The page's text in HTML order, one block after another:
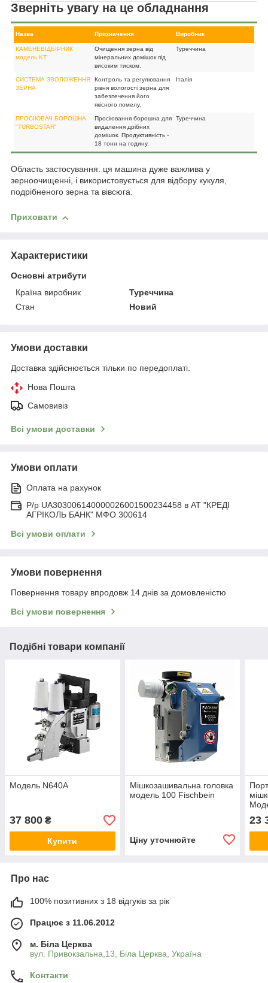
Зверніть увагу на це обладнання
Назва Призначення Виробник
КАМЕНЕВІДБІРНИК
модель KT
Очищення зерна від
мінеральних домішок під
високим тиском.
Туреччина
СИСТЕМА ЗВОЛОЖЕННЯ
ЗЕРНА
Контроль та регулювання
рівня вологості зерна для
забезпечення його
якісного помелу.
Італія
ПРОСІЮВАЧ БОРОШНА
"TURBOSTAR"
Просіювання борошна для
видалення дрібних
домішок. Продуктивність -
18 тонн на годину.
Туреччина
Область застосування: ця машина дуже важлива у
зерноочищенні, і використовується для відбору кукуля,
подрібненого зерна та вівсюга.
Приховати
Характеристики
Основні атрибути
Країна виробник
Туреччина
Стан
Новий
Умови доставки
Доставка здійснюється тільки по передоплаті.
Нова Пошта
Самовивіз
Всі умови доставки
Умови оплати
Оплата на рахунок
Р/р UA303006140000026001500234458 в АТ "КРЕДІ
АГРІКОЛЬ БАНК" МФО 300614
Всі умови оплати
Умови повернення
Повернення товару впродовж 14 днів за домовленістю
Всі умови повернення
Подібні товари компанії
Модель N640A
37 800 ₴
Купити
Мішкозашивальна головка
модель 100 Fischbein
Ціну уточнюйте
23
Про нас
100% позитивних з 18 відгуків за рік
Працює з 11.06.2012
м. Біла Церква
вул. Привокзальна,13, Біла Церква, Україна
Контакти